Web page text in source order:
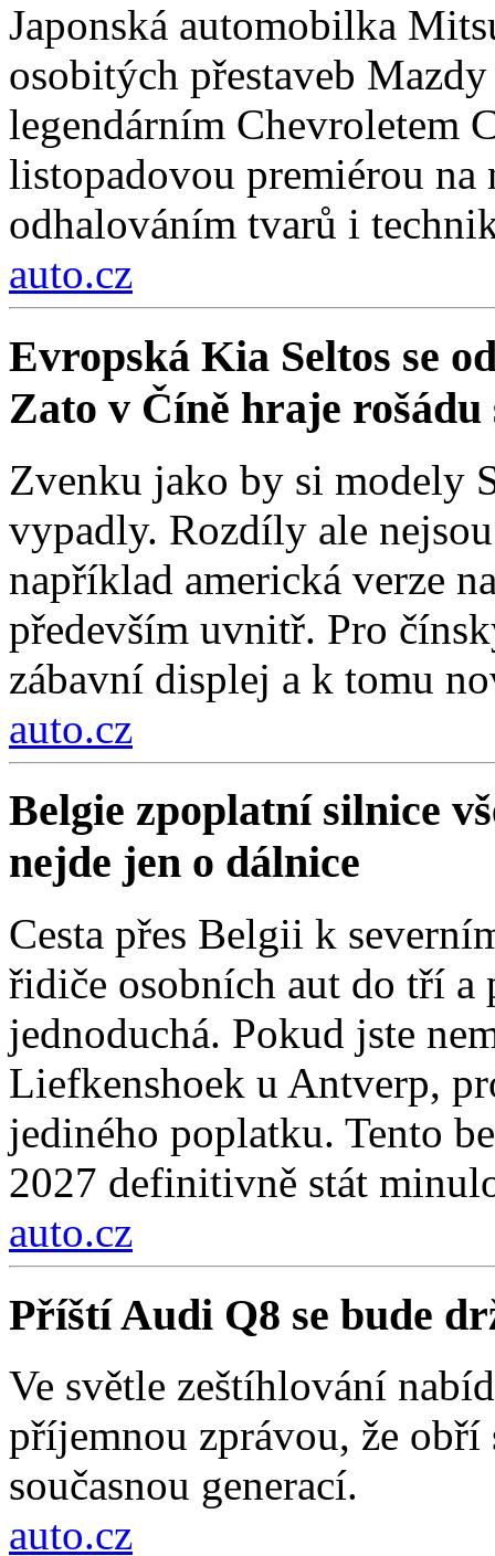
Japonská automobilka
osobitých přestaveb
legendárním Chevroletem
listopadovou premiérou
odhalováním tvarů i
auto.cz
Evropská Kia Seltos se
Zato v Číně hraje
Zvenku jako by si modely
vypadly. Rozdíly ale
například americká verze
především uvnitř. Pro
zábavní displej a k tomu
auto.cz
Belgie zpoplatní silnice
nejde jen o dálnice
Cesta přes Belgii k
řidiče osobních aut do tří
jednoduchá. Pokud jste
Liefkenshoek u Antverp,
jediného poplatku. Tento
2027 definitivně stát
auto.cz
Příští Audi Q8 se bude
Ve světle zeštíhlování
příjemnou zprávou, že
současnou generací.
auto.cz